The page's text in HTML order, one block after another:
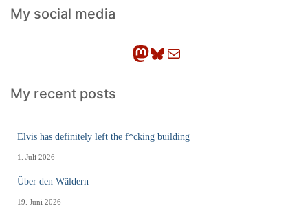
h
eMy social media
Mastodon Bluesky E-Mail
My recent posts
Elvis has definitely left the f*cking building
1. Juli 2026
Über den Wäldern
19. Juni 2026